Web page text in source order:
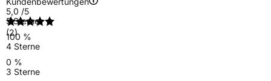
5,0 /5
(2)
5 Sterne
100 %
4 Sterne
0 %
3 Sterne